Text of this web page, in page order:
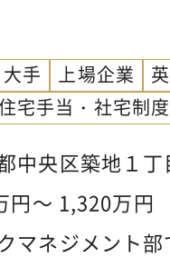
大手 上場企業
宅手当・社宅制
中央区築地１
東京本社を予
勤の可能性があ
818万円～ 1,320万円
マネジメント